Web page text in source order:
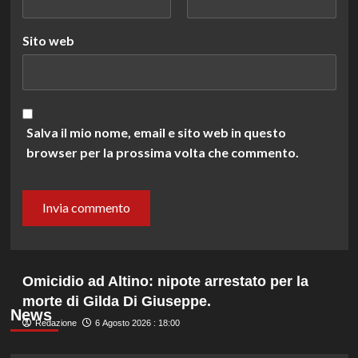
Sito web
Salva il mio nome, email e sito web in questo
browser per la prossima volta che commento.
News
Omicidio ad Altino: nipote arrestato per la
morte di Gilda Di Giuseppe.
Redazione 6 Agosto 2026 : 18:00